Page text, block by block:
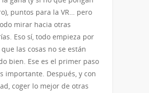
puntos para la VR… pero
mirar hacia otras
Eso sí, todo empieza por
las cosas no se están
bien. Ese es el primer paso
importante. Después, y con
coger lo mejor de otras